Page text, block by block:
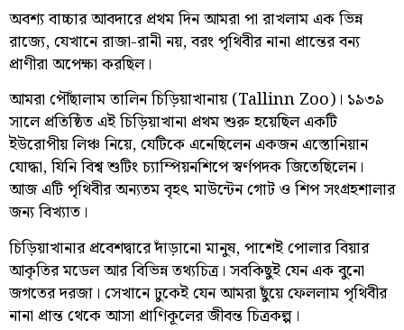
অবশ্য বাচ্চার আবদারে প্রথম দিন আমরা পা রাখলাম এক ভিন্ন
রাজ্যে, যেখানে রাজা-রানী নয়, বরং পৃথিবীর নানা প্রান্তের বন্য
প্রাণীরা অপেক্ষা করছিল।
আমরা পৌঁছালাম তালিন চিড়িয়াখানায় (Tallinn Zoo)। ১৯৩৯
সালে প্রতিষ্ঠিত এই চিড়িয়াখানা প্রথম শুরু হয়েছিল একটি
ইউরোপীয় লিঞ্চ নিয়ে, যেটিকে এনেছিলেন একজন এস্তোনিয়ান
যোদ্ধা, যিনি বিশ্ব শুটিং চ্যাম্পিয়নশিপে স্বর্ণপদক জিতেছিলেন।
আজ এটি পৃথিবীর অন্যতম বৃহৎ মাউন্টেন গোট ও শিপ সংগ্রহশালার
জন্য বিখ্যাত।
চিড়িয়াখানার প্রবেশদ্বারে দাঁড়ানো মানুষ, পাশেই পোলার বিয়ার
আকৃতির মডেল আর বিভিন্ন তথ্যচিত্র। সবকিছুই যেন এক বুনো
জগতের দরজা। সেখানে ঢুকেই যেন আমরা ছুঁয়ে ফেললাম পৃথিবীর
নানা প্রান্ত থেকে আসা প্রাণিকূলের জীবন্ত চিত্রকল্প।